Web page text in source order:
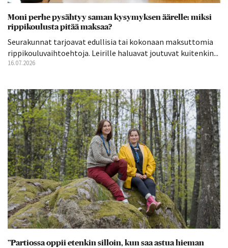
Moni perhe pysähtyy saman kysymyksen äärelle: miksi
rippikoulusta pitää maksaa?
Seurakunnat tarjoavat edullisia tai kokonaan maksuttomia
rippikouluvaihtoehtoja. Leirille haluavat joutuvat kuitenkin...
16.07.2026
”Partiossa oppii etenkin silloin, kun saa astua hieman